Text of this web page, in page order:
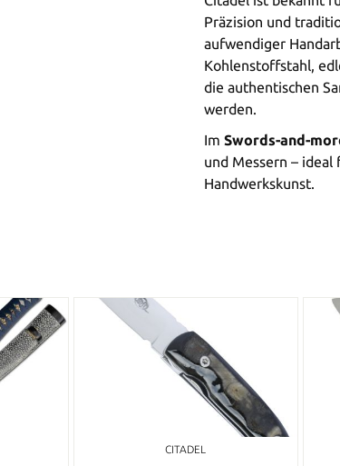
Präzision und
aufwendiger
Kohlenstoffstahl,
die authentischen
werden.
Im Swords-and-
und Messern –
Handwerkskunst.
CITADEL